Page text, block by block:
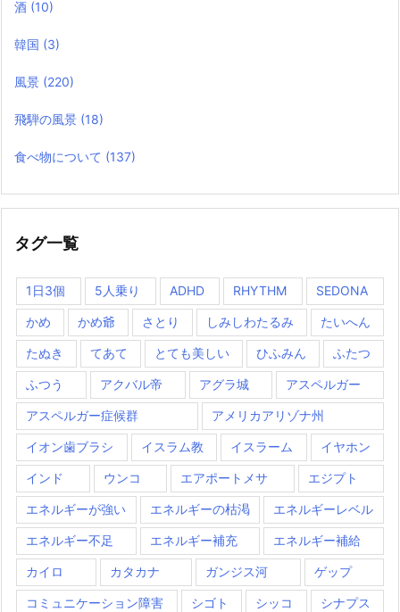
酒 (10)
韓国 (3)
風景 (220)
飛騨の風景 (18)
食べ物について (137)
タグ一覧
1日3個 5人乗り ADHD RHYTHM SEDONA
かめ かめ爺 さとり しみしわたるみ たいへん
たぬき てあて とても美しい ひふみん ふたつ
ふつう アクバル帝 アグラ城 アスペルガー
アスペルガー症候群 アメリカアリゾナ州
イオン歯ブラシ イスラム教 イスラーム イヤホン
インド ウンコ エアポートメサ エジプト
エネルギーが強い エネルギーの枯渇 エネルギーレベル
エネルギー不足 エネルギー補充 エネルギー補給
カイロ カタカナ ガンジス河 ゲップ
コミュニケーション障害 シゴト シッコ シナプス